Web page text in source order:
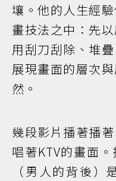
壤。他的人生經
畫技法之中：先
用刮刀刮除、堆
展現畫面的層次
然。
幾段影片播著播
唱著KTV的畫面
（男人的背後